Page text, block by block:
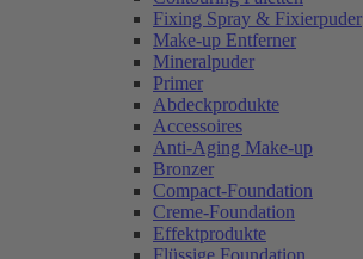
Fixing Spray & Fixierpuder
Make-up Entferner
Mineralpuder
Primer
Abdeckprodukte
Accessoires
Anti-Aging Make-up
Bronzer
Compact-Foundation
Creme-Foundation
Effektprodukte
Flüssige Foundation